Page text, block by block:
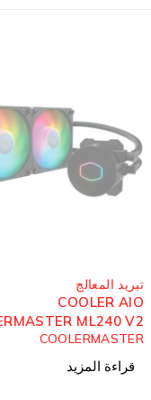
تبريد المعالج
COOLER AIO
ML240 V2
ARGB BLACK
COOLERMASTER
قراءة المزيد